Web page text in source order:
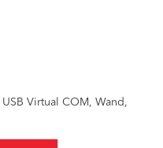
USB Virtual COM, Wand,